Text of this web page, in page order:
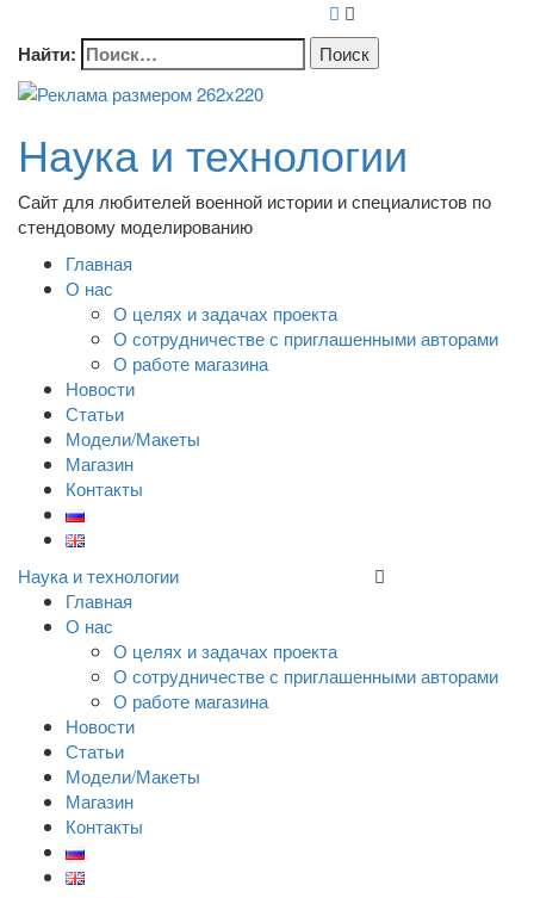
Найти:
Наука и технологии
Сайт для любителей военной истории и специалистов по
стендовому моделированию
Главная
О нас
О целях и задачах проекта
О сотрудничестве с приглашенными авторами
О работе магазина
Новости
Статьи
Модели/Макеты
Магазин
Контакты
Наука и технологии
Главная
О нас
О целях и задачах проекта
О сотрудничестве с приглашенными авторами
О работе магазина
Новости
Статьи
Модели/Макеты
Магазин
Контакты